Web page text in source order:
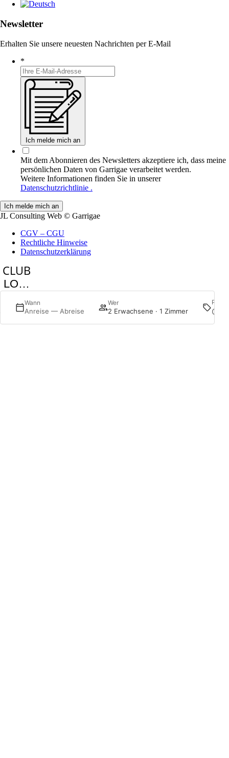
Newsletter
Erhalten Sie unsere neuesten Nachrichten per E-Mail
*
Ich melde mich an
Mit dem Abonnieren des Newsletters akzeptiere ich, dass meine
persönlichen Daten von Garrigae verarbeitet werden.
Weitere Informationen finden Sie in unserer
Datenschutzrichtlinie .
JL Consulting Web © Garrigae
CGV – CGU
Rechtliche Hinweise
Datenschutzerklärung
LOGIN
Wann
Anreise — Abreise
Wer
2 Erwachsene · 1 Zimmer